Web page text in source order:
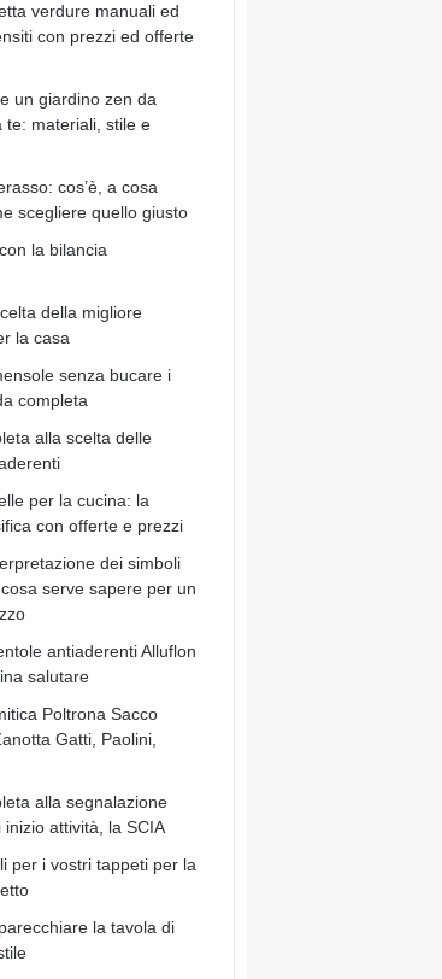
verdure manuali ed
con prezzi ed offerte
un giardino zen da
te: materiali, stile e
cos’è, a cosa
scegliere quello giusto
la bilancia
della migliore
la casa
senza bucare i
completa
alla scelta delle
per la cucina: la
con offerte e prezzi
dei simboli
serve sapere per un
antiaderenti Alluflon
salutare
Poltrona Sacco
Gatti, Paolini,
alla segnalazione
inizio attività, la SCIA
per i vostri tappeti per la
la tavola di